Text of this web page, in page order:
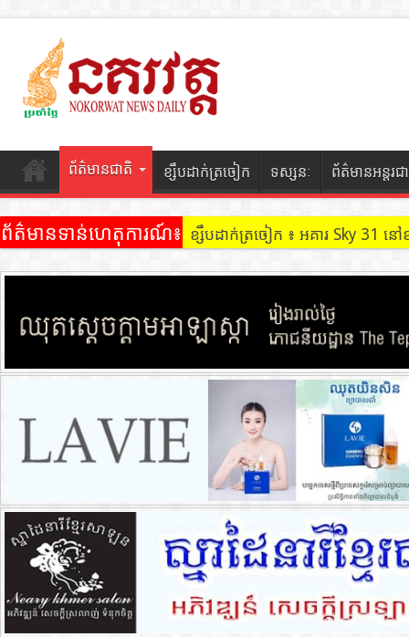
ព័ត៌មានជាតិ ខ្សឹបដាក់ត្រចៀក ទស្សនៈ ព័ត៌មានអន្តរជ
ព័ត៌មានទាន់ហេតុការណ៍៖ ខ្សឹបដាក់ត្រចៀក ៖ អគារ Sky 31
ខ្សឹបដាក់ត្រចៀក ៖ ដល់ករ ! ឈ្មួញដឹក